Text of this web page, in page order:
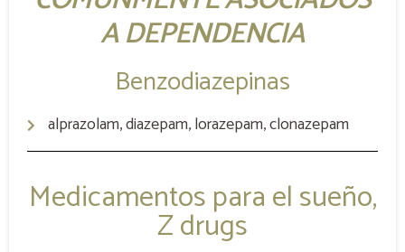
A DEPENDENCIA
Benzodiazepinas
alprazolam, diazepam, lorazepam, clonazepam
Medicamentos para el sueño,
Z drugs